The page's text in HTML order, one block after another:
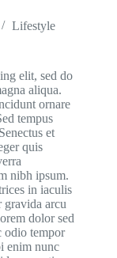
Lifestyle
elit, sed do
aliqua.
ornare
tempus
et
quis
nibh ipsum.
in iaculis
gravida arcu
dolor sed
odio tempor
enim nunc